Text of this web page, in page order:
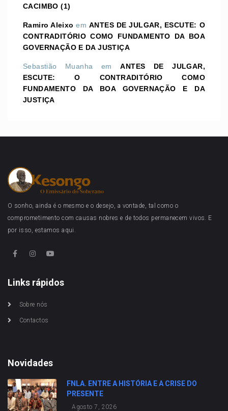
CACIMBO (1)
Ramiro Aleixo emANTES DE JULGAR, ESCUTE: O
CONTRADITÓRIO COMO FUNDAMENTO DA BOA
GOVERNAÇÃO E DA JUSTIÇA
Sebastião Muanha emANTES DE JULGAR,
ESCUTE: O CONTRADITÓRIO COMO
FUNDAMENTO DA BOA GOVERNAÇÃO E DA
JUSTIÇA
O sonho, ainda é o mesmo e o desejo, a vontade, tal como o
comprometimento com causas nobres e de todos permanecem vivos. E
por isso, estamos aqui.
Links rápidos
Sobre nós
Contactos
Novidades
FNLA. ENTRE A HISTÓRIA E A CRISE DO
PRESENTE
Agosto 7, 2026